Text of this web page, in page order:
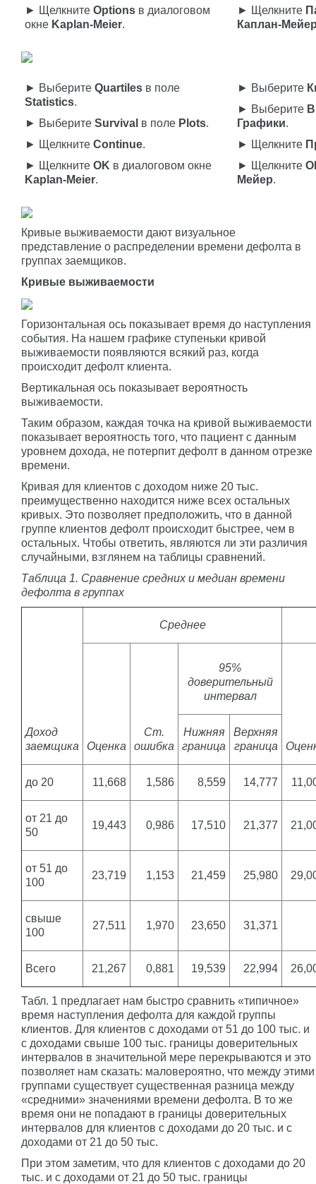
► Щелкните Options в диалоговом
окне Kaplan-Meier.
► Щелкните
Каплан-
► Выберите Quartiles в поле
Statistics.
► Выберите Survival в поле Plots.
► Щелкните Continue.
► Щелкните OK в диалоговом окне
Kaplan-Meier.
► Выберите
► Выберите
Графики.
► Щелкните
► Щелкните
Мейер.
Кривые выживаемости дают визуальное
представление о распределении времени дефолта в
группах заемщиков.
Кривые выживаемости
Горизонтальная ось показывает время до наступления
события. На нашем графике ступеньки кривой
выживаемости появляются всякий раз, когда
происходит дефолт клиента.
Вертикальная ось показывает вероятность
выживаемости.
Таким образом, каждая точка на кривой выживаемости
показывает вероятность того, что пациент с данным
уровнем дохода, не потерпит дефолт в данном отрезке
времени.
Кривая для клиентов с доходом ниже 20 тыс.
преимущественно находится ниже всех остальных
кривых. Это позволяет предположить, что в данной
группе клиентов дефолт происходит быстрее, чем в
остальных. Чтобы ответить, являются ли эти различия
случайными, взглянем на таблицы сравнений.
Таблица 1. Сравнение средних и медиан времени
дефолта в группах
Доход
заемщика
Среднее
Оценка
Ст.
ошибка
95%
доверительный
интервал
Нижняя
граница
Верхняя
граница
до 20 11,668 1,586 8,559 14,777
от 21 до
50
19,443 0,986 17,510 21,377
от 51 до
100
23,719 1,153 21,459 25,980
свыше
100
27,511 1,970 23,650 31,371
Всего 21,267 0,881 19,539 22,994
Табл. 1 предлагает нам быстро сравнить «типичное»
время наступления дефолта для каждой группы
клиентов. Для клиентов с доходами от 51 до 100 тыс. и
с доходами свыше 100 тыс. границы доверительных
интервалов в значительной мере перекрываются и это
позволяет нам сказать: маловероятно, что между этими
группами существует существенная разница между
«средними» значениями времени дефолта. В то же
время они не попадают в границы доверительных
интервалов для клиентов с доходами до 20 тыс. и с
доходами от 21 до 50 тыс.
При этом заметим, что для клиентов с доходами до 20
тыс. и с доходами от 21 до 50 тыс. границы